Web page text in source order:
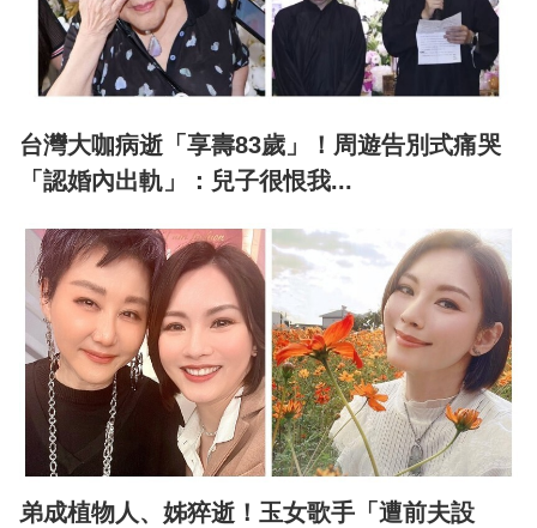
台灣大咖病逝「享壽83歲」！周遊告別式痛哭
「認婚內出軌」：兒子很恨我...
弟成植物人、姊猝逝！玉女歌手「遭前夫設